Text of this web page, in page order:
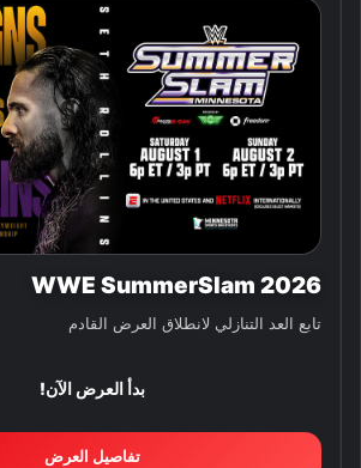
WWE SummerSlam 2026
تابع العد التنازلي لانطلاق العرض القادم
بدأ العرض الآن!
تفاصيل العرض